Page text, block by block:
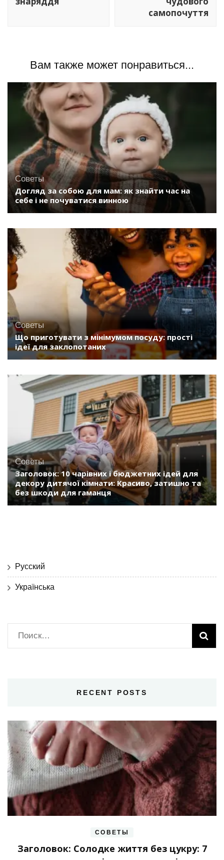
самопочуття
Вам также может понравиться...
Советы
Догляд за собою для мам: як знайти час на
себе і не почуватися винною
Советы
Що приготувати з мінімумом посуду: прості
ідеї для заклопотаних
Советы
Заголовок: 10 чарівних і бюджетних ідей для
декору дитячої кімнати: Красиво, затишно та
без шкоди для гаманця
Русский
Українська
Найти:
RECENT POSTS
СОВЕТЫ
Заголовок: Солодке життя без цукру: 7